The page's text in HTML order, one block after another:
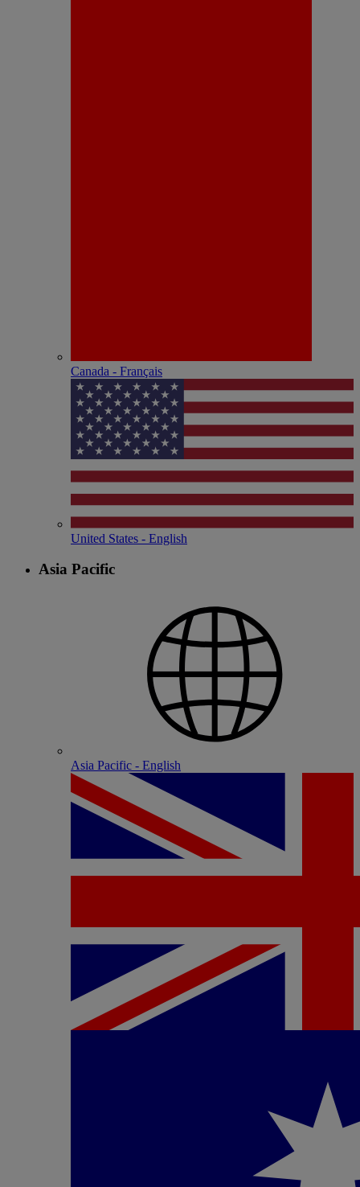
Canada - Français
United States - English
Asia Pacific
Asia Pacific - English